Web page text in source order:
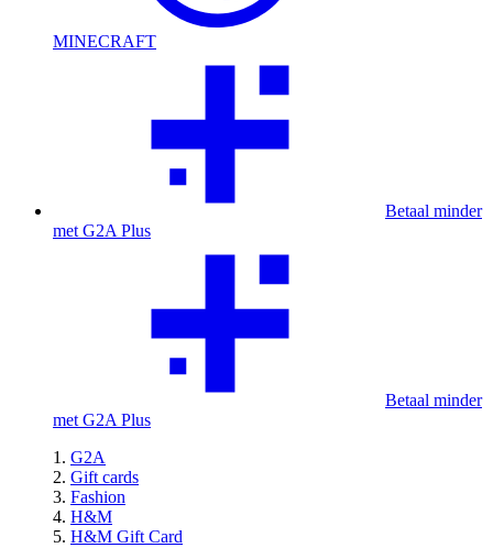
MINECRAFT
Betaal minder
met G2A Plus
Betaal minder
met G2A Plus
G2A
Gift cards
Fashion
H&M
H&M Gift Card